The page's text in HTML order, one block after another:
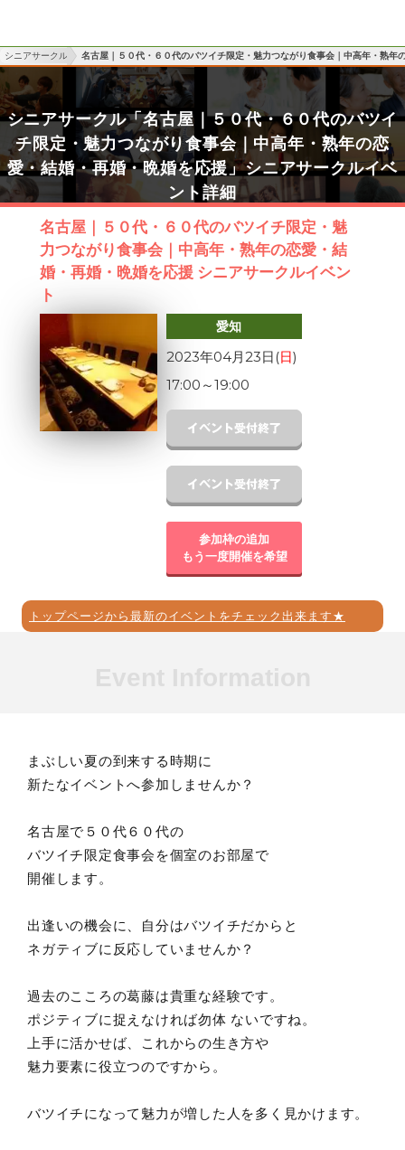
シニアサークル 名古屋｜５０代・６０代のバツイチ限定・魅力つながり食事会｜中高年・熟年
シニアサークル「名古屋｜５０代・６０代のバツイ
チ限定・魅力つながり食事会｜中高年・熟年の恋
愛・結婚・再婚・晩婚を応援」シニアサークルイベ
ント詳細
名古屋｜５０代・６０代のバツイチ限定・魅
力つながり食事会｜中高年・熟年の恋愛・結
婚・再婚・晩婚を応援 シニアサークルイベン
ト
愛知
2023年04月23日(日)
17:00 ～19:00
参加枠の追加
もう一度開催を希望
トップページから最新のイベントをチェック出来ます★
まぶしい夏の到来する時期に
新たなイベントへ参加しませんか？
名古屋で５０代６０代の
バツイチ限定食事会を個室のお部屋で
開催します。
出逢いの機会に、自分はバツイチだからと
ネガティブに反応していませんか？
過去のこころの葛藤は貴重な経験です。
ポジティブに捉えなければ勿体 ないですね。
上手に活かせば、これからの生き方や
魅力要素に役立つのですから。
バツイチになって魅力が増した人を多く見かけます。